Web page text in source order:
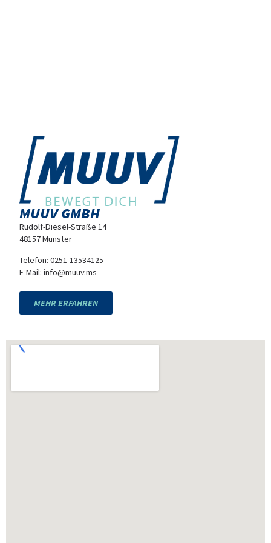
MUUV GMBH
Rudolf-Diesel-Straße 14
48157 Münster
Telefon: 0251-13534125
E-Mail: info@muuv.ms
MEHR ERFAHREN